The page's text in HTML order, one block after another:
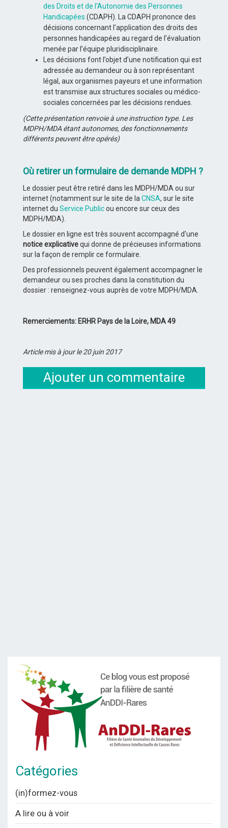
des Droits et de l'Autonomie des Personnes
Handicapées (CDAPH). La CDAPH prononce des
décisions concernant l'application des droits des
personnes handicapées au regard de l’évaluation
menée par l’équipe pluridisciplinaire.
Les décisions font l’objet d’une notification qui est
adressée au demandeur ou à son représentant
légal, aux organismes payeurs et une information
est transmise aux structures sociales ou médico-
sociales concernées par les décisions rendues.
(Cette présentation renvoie à une instruction type. Les
MDPH/MDA étant autonomes, des fonctionnements
différents peuvent être opérés)
Où retirer un formulaire de demande MDPH ?
Le dossier peut être retiré dans les MDPH/MDA ou sur
internet (notamment sur le site de laCNSA, sur le site
internet du Service Publicou encore sur ceux des
MDPH/MDA).
Le dossier en ligne est très souvent accompagné d'une
notice explicativequi donne de précieuses informations
sur la façon de remplir ce formulaire.
Des professionnels peuvent également accompagner le
demandeur ou ses proches dans la constitution du
dossier : renseignez-vous auprès de votre MDPH/MDA.
Remerciements: ERHR Pays de la Loire, MDA 49
Article mis à jour le 20 juin 2017
Ajouter un commentaire
Catégories
(in)formez-vous
A lire ou à voir